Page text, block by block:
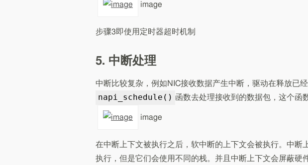
image
步骤3即使用定时器超时机制
5. 中断处理
中断比较复杂，例如NIC接收数据产生中断，驱动在释放已
napi_schedule() 函数去处理接收到的数据包，这个函
image
在中断上下文被执行之后，软中断的上下文会被执行。中断
执行，但是它们会使用不同的栈。并且中断上下文会屏蔽硬